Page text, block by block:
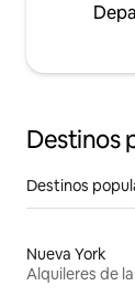
Destinos
Destinos
Nueva York
Alquileres de